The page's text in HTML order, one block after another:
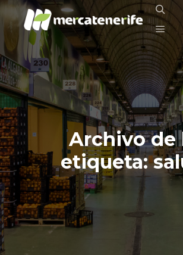
Buscar
Archivo de
etiqueta: